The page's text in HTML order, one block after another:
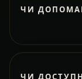
ЧИ
ЧИ